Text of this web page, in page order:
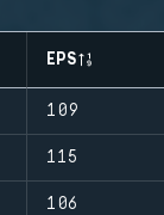
EPS
109
115
106